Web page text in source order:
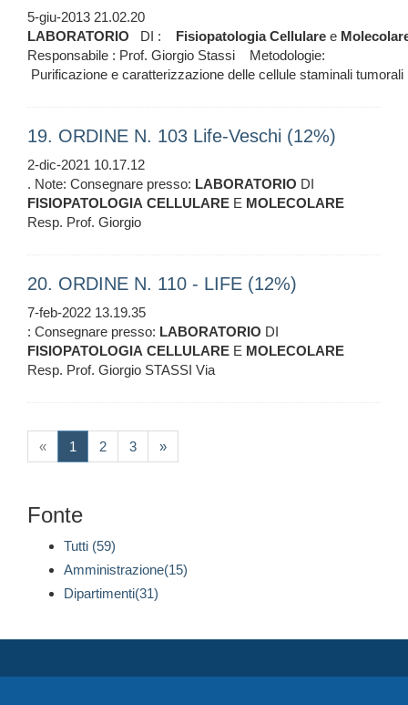
5-giu-2013 21.02.20
LABORATORIO DI : Fisiopatologia Cellulare e
Responsabile : Prof. Giorgio Stassi Metodologie:
Purificazione e caratterizzazione delle cellule staminali tumorali
19. ORDINE N. 103 Life-Veschi (12%)
2-dic-2021 10.17.12
. Note: Consegnare presso: LABORATORIO DI
FISIOPATOLOGIA CELLULARE E MOLECOLARE
Resp. Prof. Giorgio
20. ORDINE N. 110 - LIFE (12%)
7-feb-2022 13.19.35
: Consegnare presso: LABORATORIO DI
FISIOPATOLOGIA CELLULARE E MOLECOLARE
Resp. Prof. Giorgio STASSI Via
« 1 (current)
2 3 »
Fonte
Tutti (59)
Amministrazione(15)
Dipartimenti(31)